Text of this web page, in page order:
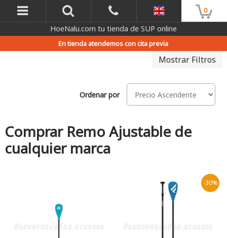
0
HoeNalu.com tu tienda de SUP online
En tienda atendemos con cita previa
Mostrar Filtros
Ordenar por
Comprar Remo Ajustable de
cualquier marca
-30%